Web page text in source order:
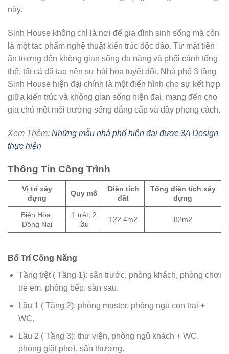
này.
Sinh House không chỉ là nơi để gia đình sinh sống mà còn
là một tác phẩm nghệ thuật kiến trúc độc đáo. Từ mặt tiền
ấn tượng đến không gian sống đa năng và phối cảnh tổng
thể, tất cả đã tạo nên sự hài hòa tuyệt đối. Nhà phố 3 tầng
Sinh House hiện đại chính là một điển hình cho sự kết hợp
giữa kiến trúc và không gian sống hiện đại, mang đến cho
gia chủ một môi trường sống đẳng cấp và đầy phong cách.
Xem Thêm: Những mẫu nhà phố hiện đại được 3A Design
thực hiện
Thông Tin Công Trình
Vị trí xây
dựng
Quy mô
Diện tích
đất
Tổng diện tích xây
dựng
Biên Hòa,
Đồng Nai
1 trệt, 2
lầu
122.4m2 82m2
Bố Trí Công Năng
Tầng trệt ( Tầng 1): sân trước, phòng khách, phòng chơi
trẻ em, phòng bếp, sân sau.
Lầu 1 ( Tầng 2): phòng master, phòng ngủ con trai +
WC.
Lầu 2 ( Tầng 3): thư viện, phòng ngủ khách + WC,
phòng giặt phơi, sân thượng.